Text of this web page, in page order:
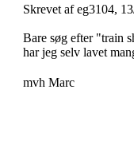
Skrevet af eg3104,
Bare søg efter "train
har jeg selv lavet
mvh Marc